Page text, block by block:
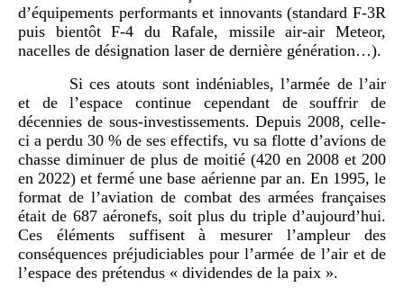
d’équipements performants et innovants (standard F-3R
puis bientôt F-4 du Rafale, missile air-air Meteor,
nacelles de désignation laser de dernière génération…).
Si ces atouts sont indéniables, l’armée de l’air
et de l’espace continue cependant de souffrir de
décennies de sous-investissements. Depuis 2008, celle-
ci a perdu 30 % de ses effectifs, vu sa flotte d’avions de
chasse diminuer de plus de moitié (420 en 2008 et 200
en 2022) et fermé une base aérienne par an. En 1995, le
format de l’aviation de combat des armées françaises
était de 687 aéronefs, soit plus du triple d’aujourd’hui.
Ces éléments suffisent à mesurer l’ampleur des
conséquences préjudiciables pour l’armée de l’air et de
l’espace des prétendus « dividendes de la paix ».